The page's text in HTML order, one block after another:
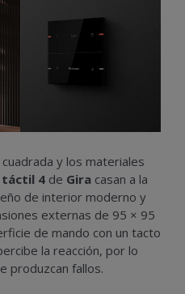
y los materiales
táctil 4 de Gira casan a la
de interior moderno y
externas de 95 × 95
de mando con un tacto
la reacción, por lo
produzcan fallos.